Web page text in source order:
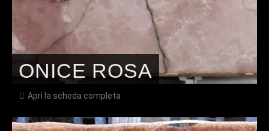
ONICE ROSA
Apri la scheda completa